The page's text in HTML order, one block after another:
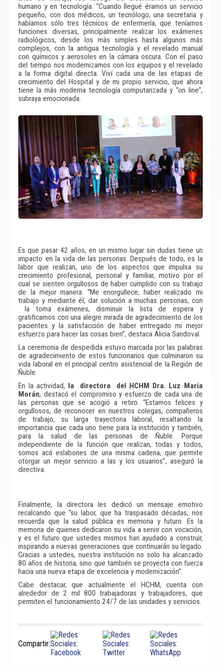
humano y en tecnología. “Cuando llegué éramos un servicio
pequeño, con dos médicos, un tecnólogo, una secretaria y
habíamos sólo tres técnicos de enfermería, que teníamos
funciones diversas, principalmente realizar los exámenes
radiológicos, desde los más simples hasta algunos más
complejos, con la antigua tecnología y el revelado manual
con químicos y aerosoles en la cámara oscura. Con el paso
del tiempo nos modernizamos con los equipos y el revelado
a la forma digital directa. Viví cada una de las etapas de
crecimiento del Hospital y de mi propio servicio, que ahora
tiene la más moderna tecnología computarizada y “on line”,
subraya emocionada.
Es que pasar 42 años, en un mismo lugar sin dudas tiene un
impacto en la vida de las personas. Después de todo, es la
labor que realizan, uno de los aspectos que impulsa su
crecimiento profesional, personal y familiar, motivo por el
cual se sienten orgullosos de haber cumplido con su trabajo
de la mejor manera. “Me enorgullece, haber realizado mi
trabajo y mediante él, dar solución a muchas personas, con
la toma exámenes, disminuir la lista de espera y
gratificarnos con una alegre mirada de agradecimiento de los
pacientes y la satisfacción de haber entregado mi mejor
esfuerzo para hacer las cosas bien”, destaca Alicia Sandoval.
La ceremonia de despedida estuvo marcada por las palabras
de agradecimiento de estos funcionarios que culminaron su
vida laboral en el principal centro asistencial de la Región de
Ñuble.
En la actividad, la directora del HCHM Dra. Luz María
Morán, destacó el compromiso y esfuerzo de cada una de
las personas que se acogió a retiro. “Estamos felices y
orgullosos, de reconocer en nuestros colegas, compañeros
de trabajo, su larga trayectoria laboral, resaltando la
importancia que cada uno tiene para la institución y también,
para la salud de las personas de Ñuble. Porque
independiente de la función que realizan, todas y todos,
somos acá eslabones de una misma cadena, que permite
otorgar un mejor servicio a las y los usuarios”, aseguró la
directiva.
Finalmente, la directora les dedicó un mensaje emotivo
recalcando que “su labor, que ha traspasado décadas, nos
recuerda que la salud pública es memoria y futuro. Es la
memoria de quienes dedicaron su vida a servir con vocación,
y es el futuro que ustedes mismos han ayudado a construir,
inspirando a nuevas generaciones que continuarán su legado.
Gracias a ustedes, nuestra institución no solo ha alcanzado
80 años de historia, sino que también se proyecta con fuerza
hacia una nueva etapa de excelencia y modernización”.
Cabe destacar, que actualmente el HCHM, cuenta con
alrededor de 2 mil 800 trabajadoras y trabajadores, que
permiten el funcionamiento 24/7 de las unidades y servicios.
Compartir: